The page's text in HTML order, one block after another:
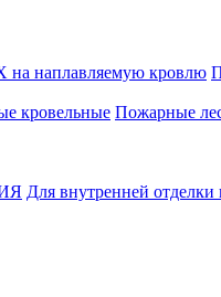
наплавляемую кровлю
кровельные Пожарные
Для внутренней